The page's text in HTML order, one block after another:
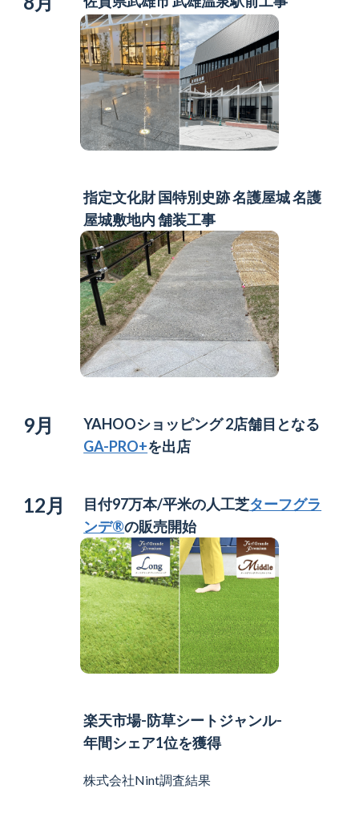
指定文化財 国特別史跡 名護屋城名護
屋城敷地内 舗装工事
9月
YAHOOショッピング 2店舗目となる
GA-PRO+を出店
12月 目付97万本/平米の人工芝ターフグラ
ンデ®の販売開始
楽天市場-防草シートジャンル-
年間シェア1位を獲得
株式会社Nint調査結果